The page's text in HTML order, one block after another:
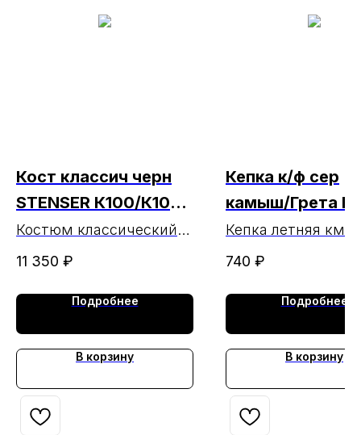
Кост классич черн
STENSER К100/К10РА
МАРКА
Костюм классический
мужской STENSER
МАРКА
11 350 ₽
Подробнее
В корзину
Кепка к/ф сер
камыш/Грета
Бостон МАРКА
28.02.2025г.)
Кепка летняя кмф
камыш МАРКА
740 ₽
Подробнее
В корзину